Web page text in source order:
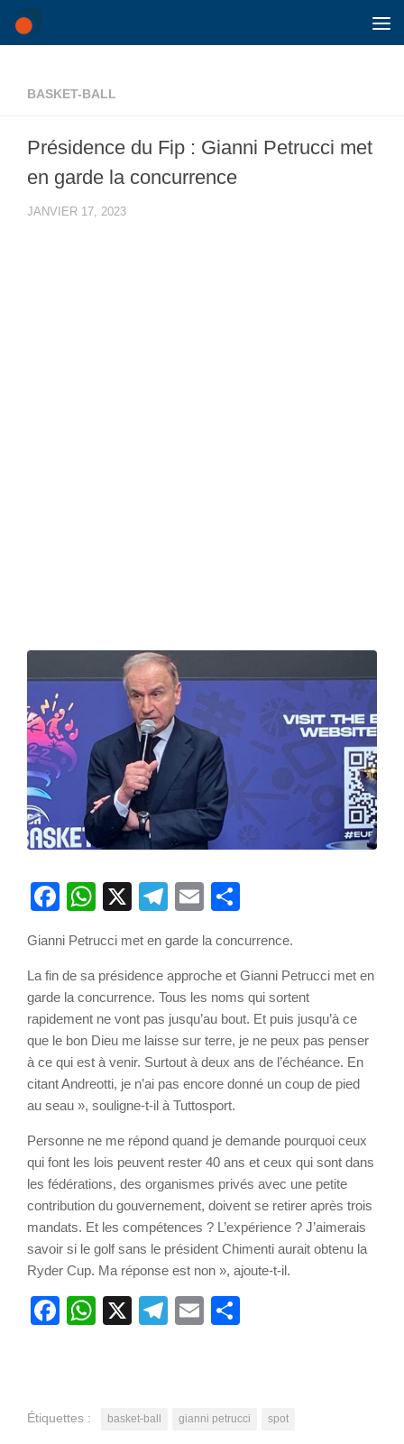
Skip to content
BASKET-BALL
Présidence du Fip : Gianni Petrucci met
en garde la concurrence
JANVIER 17, 2023
Facebook
WhatsApp
X Telegram
Email
Gianni Petrucci met en garde la concurrence.
La fin de sa présidence approche et Gianni Petrucci met en
garde la concurrence. Tous les noms qui sortent
rapidement ne vont pas jusqu’au bout. Et puis jusqu’à ce
que le bon Dieu me laisse sur terre, je ne peux pas penser
à ce qui est à venir. Surtout à deux ans de l’échéance. En
citant Andreotti, je n’ai pas encore donné un coup de pied
au seau », souligne-t-il à Tuttosport.
Personne ne me répond quand je demande pourquoi ceux
qui font les lois peuvent rester 40 ans et ceux qui sont dans
les fédérations, des organismes privés avec une petite
contribution du gouvernement, doivent se retirer après trois
mandats. Et les compétences ? L’expérience ? J’aimerais
savoir si le golf sans le président Chimenti aurait obtenu la
Ryder Cup. Ma réponse est non », ajoute-t-il.
Facebook
WhatsApp
X Telegram
Email
Étiquettes : basket-ball gianni petrucci spot